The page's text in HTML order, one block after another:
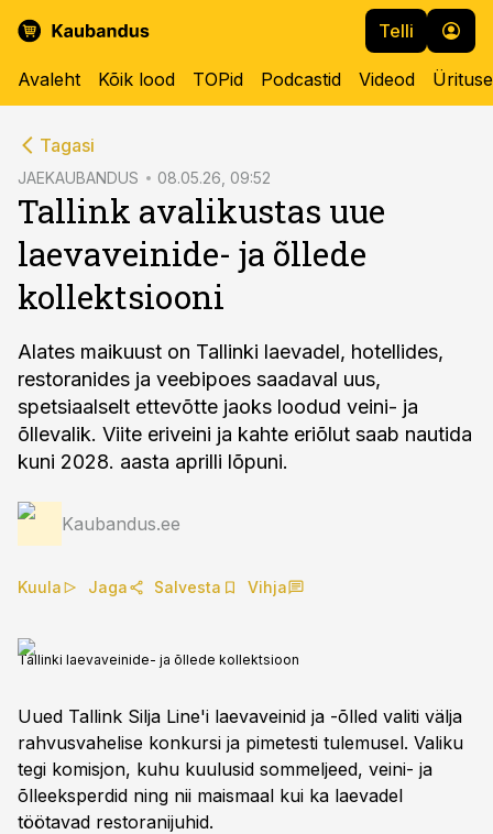
Telli
Avaleht Kõik lood TOPid Podcastid Videod
Tagasi
JAEKAUBANDUS 08.05.26, 09:52
Tallink avalikustas uue
laevaveinide- ja õllede
kollektsiooni
Alates maikuust on Tallinki laevadel, hotellides,
restoranides ja veebipoes saadaval uus,
spetsiaalselt ettevõtte jaoks loodud veini- ja
õllevalik. Viite eriveini ja kahte eriõlut saab nautida
kuni 2028. aasta aprilli lõpuni.
Kaubandus.ee
Kuula Jaga Salvesta Vihja
Tallinki laevaveinide- ja õllede kollektsioon
Uued Tallink Silja Line'i laevaveinid ja -õlled valiti välja
rahvusvahelise konkursi ja pimetesti tulemusel. Valiku
tegi komisjon, kuhu kuulusid sommeljeed, veini- ja
õlleeksperdid ning nii maismaal kui ka laevadel
töötavad restoranijuhid.